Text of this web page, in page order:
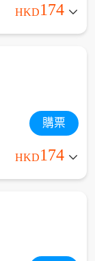
HKD174
購票
HKD174